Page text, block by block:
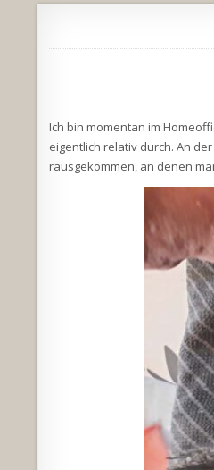
Ich bin momentan im
eigentlich relativ durch. An
rausgekommen, an denen